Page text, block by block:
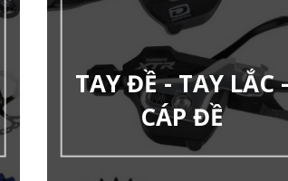
TAY ĐỀ - TAY LẮC
CÁP ĐỀ